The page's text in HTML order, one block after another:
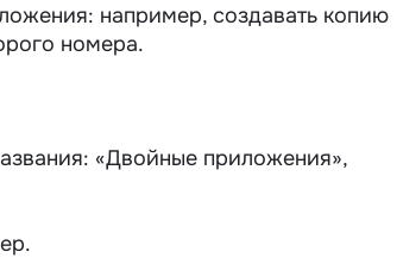
например, создавать копию
номера.
«Двойные приложения»,